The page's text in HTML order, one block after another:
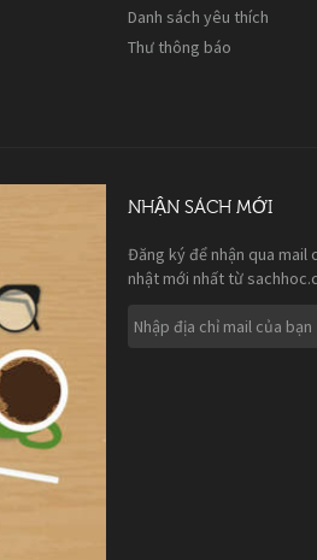
Danh sách yêu thích
Thư thông báo
NHẬN SÁCH MỚI
Đăng ký để nhận qua mail
nhật mới nhất từ